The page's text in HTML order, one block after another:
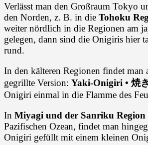
Verlässt man den Großraum Tokyo
den Norden, z. B. in die Tohoku
weiter nördlich in die Regionen am
gelegen, dann sind die Onigiris hier
rund.
In den kälteren Regionen findet man
gegrillte Version: Yaki-Onigiri • 焼
Onigiri einmal in die Flamme des
In Miyagi und der Sanriku Region
Pazifischen Ozean, findet man
Onigiri gefüllt mit einem kleinen